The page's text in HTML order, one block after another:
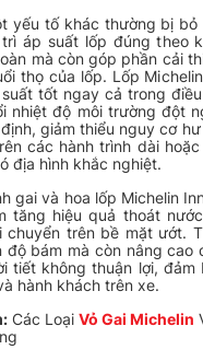
yếu tố khác thường bị
áp suất lốp đúng theo
mà còn góp phần cải
thọ của lốp. Lốp
tốt ngay cả trong
nhiệt độ môi trường đột
giảm thiểu nguy cơ
các hành trình dài
địa hình khắc nghiệt.
gai và hoa lốp Michelin
tăng hiệu quả thoát
trên bề mặt ướt.
độ bám mà còn nâng cao
tiết không thuận lợi, đảm
hành khách trên xe.
Các Loại Vỏ Gai Michelin